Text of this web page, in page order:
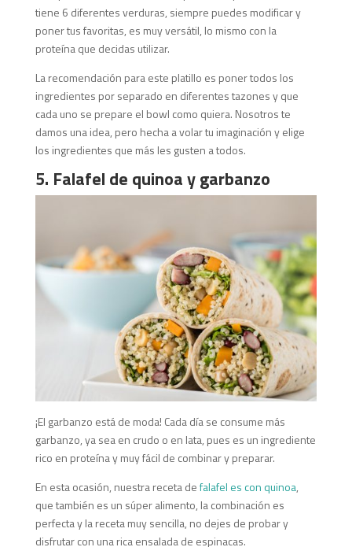
tiene 6 diferentes verduras, siempre puedes modificar y
poner tus favoritas, es muy versátil, lo mismo con la
proteína que decidas utilizar.
La recomendación para este platillo es poner todos los
ingredientes por separado en diferentes tazones y que
cada uno se prepare el bowl como quiera. Nosotros te
damos una idea, pero hecha a volar tu imaginación y elige
los ingredientes que más les gusten a todos.
5. Falafel de quinoa y garbanzo
¡El garbanzo está de moda! Cada día se consume más
garbanzo, ya sea en crudo o en lata, pues es un ingrediente
rico en proteína y muy fácil de combinar y preparar.
En esta ocasión, nuestra receta defalafel es con quinoa,
que también es un súper alimento, la combinación es
perfecta y la receta muy sencilla, no dejes de probar y
disfrutar con una rica ensalada de espinacas.